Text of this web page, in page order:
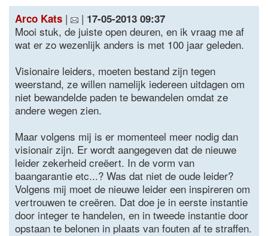
Arco Kats | | 17-05-2013 09:37
Mooi stuk, de juiste open deuren, en ik vraag me af
wat er zo wezenlijk anders is met 100 jaar geleden.
Visionaire leiders, moeten bestand zijn tegen
weerstand, ze willen namelijk iedereen uitdagen om
niet bewandelde paden te bewandelen omdat ze
andere wegen zien.
Maar volgens mij is er momenteel meer nodig dan
visionair zijn. Er wordt aangegeven dat de nieuwe
leider zekerheid creëert. In de vorm van
baangarantie etc...? Was dat niet de oude leider?
Volgens mij moet de nieuwe leider een inspireren om
vertrouwen te creëren. Dat doe je in eerste instantie
door integer te handelen, en in tweede instantie door
opstaan te belonen in plaats van fouten af te straffen.